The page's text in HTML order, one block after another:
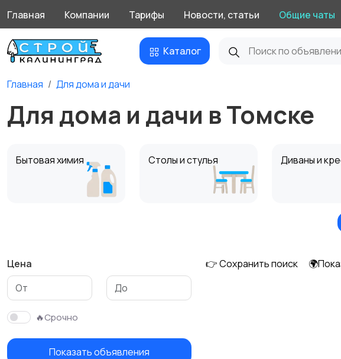
Главная Компании Тарифы Новости, статьи Общие чаты
Каталог
Главная Для дома и дачи
Для дома и дачи в Томске
Бытовая химия Столы и стулья Диваны и
Оформление
Садовая мебель
Цена
🔥Срочно
Показать объявления
👉 Сохранить поиск